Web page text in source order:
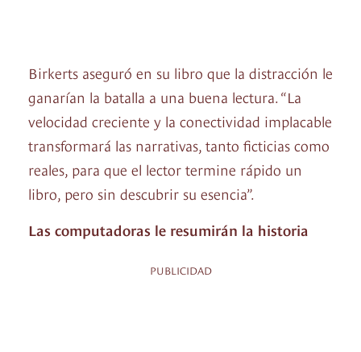
Birkerts aseguró en su libro que la distracción le
ganarían la batalla a una buena lectura. “La
velocidad creciente y la conectividad implacable
transformará las narrativas, tanto ficticias como
reales, para que el lector termine rápido un
libro, pero sin descubrir su esencia”.
Las computadoras le resumirán la historia
PUBLICIDAD